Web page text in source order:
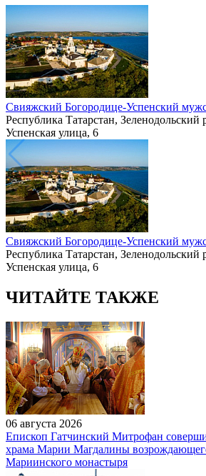
Свияжский Богородице-Успенский
Республика Татарстан,
Успенская улица, 6
Свияжский Богородице-Успенский
Республика Татарстан,
Успенская улица, 6
ЧИТАЙТЕ ТАКЖЕ
06 августа 2026
Епископ Гатчинский Митрофан
храма Марии Магдалины
Мариинского монастыря